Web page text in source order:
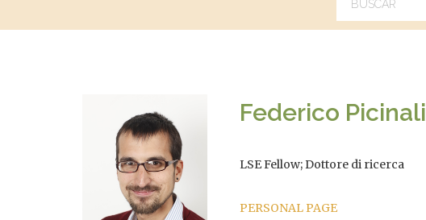
Federico Picinali
LSE Fellow; Dottore di ricerca
PERSONAL PAGE